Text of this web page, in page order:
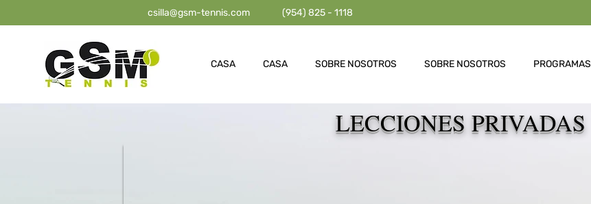
csilla@gsm-tennis.com (954) 825 - 1118
CASA CASA SOBRE NOSOTROS SOBRE NOSOTROS PROGRAMAS
LECCIONES PRIVADAS